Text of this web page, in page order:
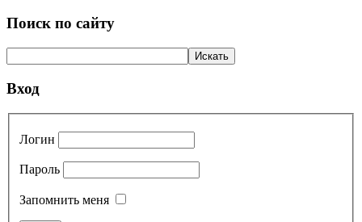
Поиск по сайту
Вход
Логин
Пароль
Запомнить меня